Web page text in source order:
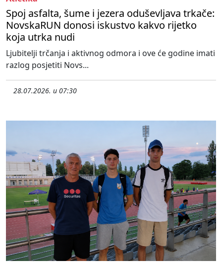
Spoj asfalta, šume i jezera oduševljava trkače:
NovskaRUN donosi iskustvo kakvo rijetko
koja utrka nudi
Ljubitelji trčanja i aktivnog odmora i ove će godine imati
razlog posjetiti Novs...
28.07.2026. u 07:30